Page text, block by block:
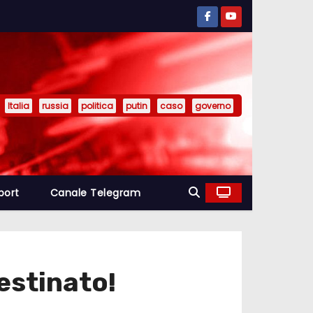
Italia russia politica putin caso governo
Canale Telegram